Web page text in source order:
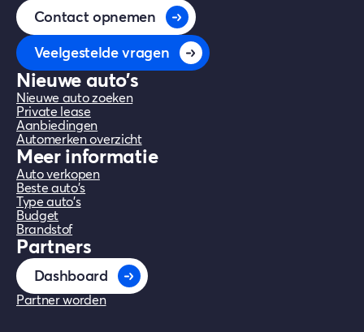
Contact opnemen
Veelgestelde vragen
Nieuwe auto's
Nieuwe auto zoeken
Private lease
Aanbiedingen
Automerken overzicht
Meer informatie
Auto verkopen
Beste auto's
Type auto's
Budget
Brandstof
Partners
Dashboard
Partner worden